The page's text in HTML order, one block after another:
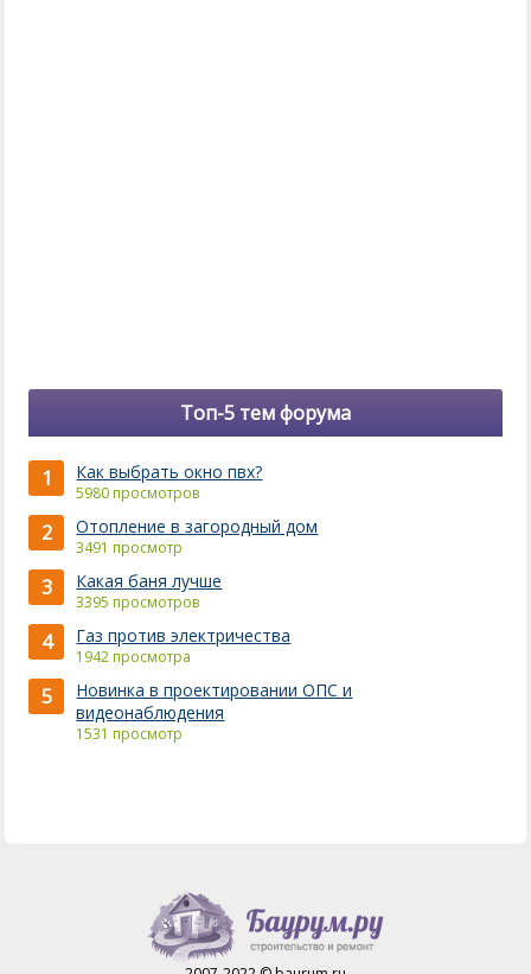
Топ-5 тем форума
1 Как выбрать окно пвх?
5980 просмотров
2 Отопление в загородный дом
3491 просмотр
3 Какая баня лучше
3395 просмотров
4 Газ против электричества
1942 просмотра
5
Новинка в проектировании ОПС и
видеонаблюдения
1531 просмотр